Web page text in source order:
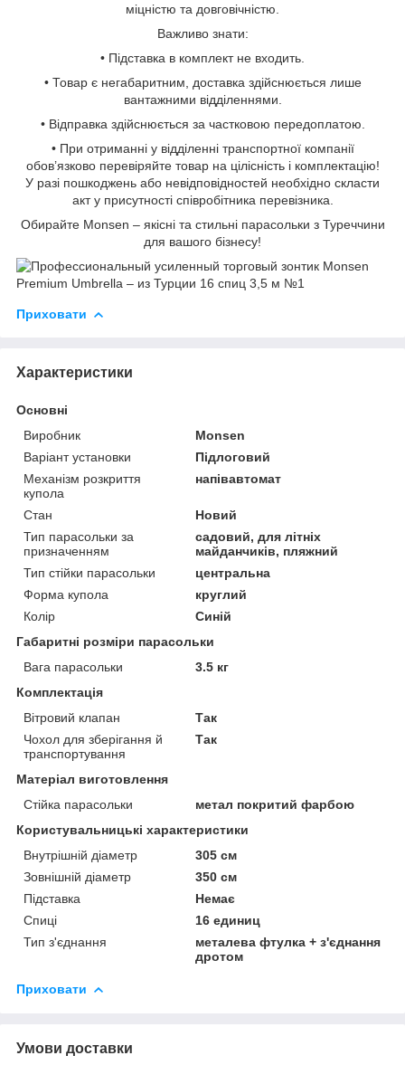
міцністю та довговічністю.
Важливо знати:
• Підставка в комплект не входить.
• Товар є негабаритним, доставка здійснюється лише
вантажними відділеннями.
• Відправка здійснюється за частковою передоплатою.
• При отриманні у відділенні транспортної компанії
обов’язково перевіряйте товар на цілісність і комплектацію!
У разі пошкоджень або невідповідностей необхідно скласти
акт у присутності співробітника перевізника.
Обирайте Monsen – якісні та стильні парасольки з Туреччини
для вашого бізнесу!
Приховати
Характеристики
Основні
Виробник
Monsen
Варіант установки
Підлоговий
Механізм розкриття
купола
напівавтомат
Стан
Новий
Тип парасольки за
призначенням
садовий, для літніх
майданчиків, пляжний
Тип стійки парасольки
центральна
Форма купола
круглий
Колір
Синій
Габаритні розміри парасольки
Вага парасольки
3.5 кг
Комплектація
Вітровий клапан
Так
Чохол для зберігання й
транспортування
Так
Матеріал виготовлення
Стійка парасольки
метал покритий фарбою
Користувальницькі характеристики
Внутрішній діаметр
305 см
Зовнішній діаметр
350 см
Підставка
Немає
Спиці
16 единиц
Тип з'єднання
металева фтулка + з'єднання
дротом
Приховати
Умови доставки